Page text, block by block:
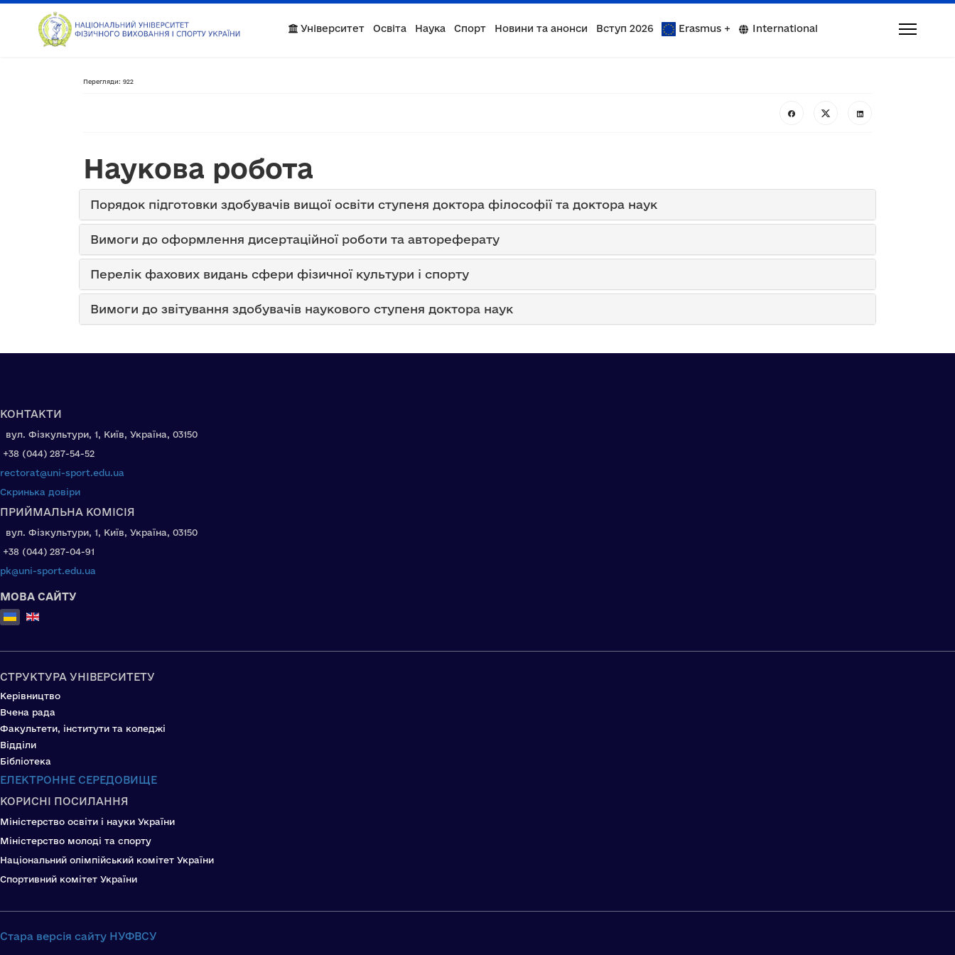
Університет Освіта Наука Спорт Новини та анонси Вступ 2026 Erasmus + International
Перегляди: 922
Наукова робота
Порядок підготовки здобувачів вищої освіти ступеня доктора філософії та доктора наук
Вимоги до оформлення дисертаційної роботи та автореферату
Перелік фахових видань сфери фізичної культури і спорту
Вимоги до звітування здобувачів наукового ступеня доктора наук
КОНТАКТИ
вул. Фізкультури, 1, Київ, Україна, 03150
+38 (044) 287-54-52
rectorat@uni-sport.edu.ua
Скринька довіри
ПРИЙМАЛЬНА КОМІСІЯ
вул. Фізкультури, 1, Київ, Україна, 03150
+38 (044) 287-04-91
pk@uni-sport.edu.ua
МОВА САЙТУ
Оберіть свою мову
СТРУКТУРА УНІВЕРСИТЕТУ
Керівництво
Вчена рада
Факультети, інститути та коледжі
Відділи
Бібліотека
ЕЛЕКТРОННЕ СЕРЕДОВИЩЕ
КОРИСНІ ПОСИЛАННЯ
Міністерство освіти і науки України
Міністерство молоді та спорту
Національний олімпійський комітет України
Спортивний комітет України
Стара версія сайту НУФВСУ